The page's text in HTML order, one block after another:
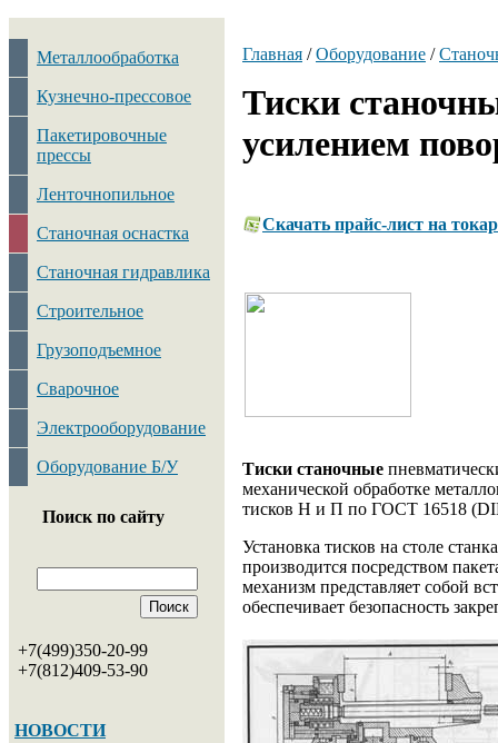
Металлообработка
Кузнечно-прессовое
Пакетировочные
прессы
Ленточнопильное
Станочная оснастка
Станочная гидравлика
Строительное
Грузоподъемное
Сварочное
Электрооборудование
Оборудование Б/У
Поиск по сайту
+7(499)350-20-99
+7(812)409-53-90
НОВОСТИ
Главная /Оборудование /
Тиски
усилением
Скачать прайс-лист на
Тиски станочные
механической обработке
тисков Н и П по ГОСТ 16518
Установка тисков на столе
производится посредством
механизм представляет собой
обеспечивает безопасность